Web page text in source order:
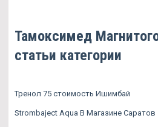
Тамоксимед
статьи категории
Тренол 75 стоимость Ишимбай
Strombaject Aqua В Магазине Саратов